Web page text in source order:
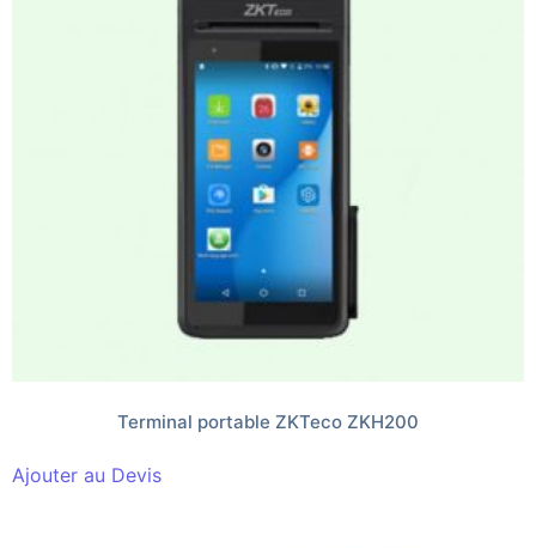
Terminal portable ZKTeco ZKH200
Ajouter au Devis